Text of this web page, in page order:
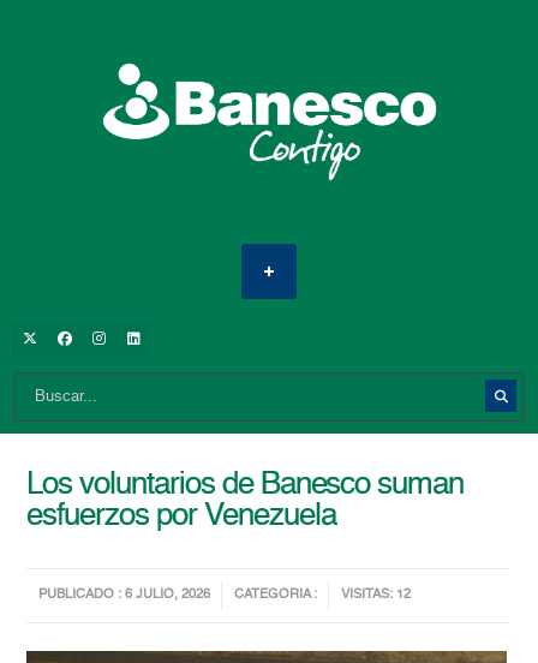
Los voluntarios de Banesco suman
esfuerzos por Venezuela
PUBLICADO : 6 JULIO, 2026 CATEGORIA : VISITAS: 12